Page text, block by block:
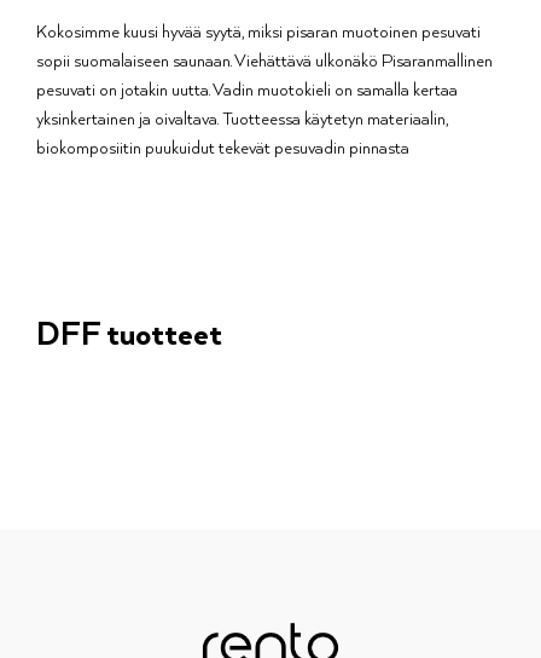
Kokosimme kuusi hyvää syytä, miksi pisaran muotoinen pesuvati
sopii suomalaiseen saunaan. Viehättävä ulkonäkö Pisaranmallinen
pesuvati on jotakin uutta. Vadin muotokieli on samalla kertaa
yksinkertainen ja oivaltava. Tuotteessa käytetyn materiaalin,
biokomposiitin puukuidut tekevät pesuvadin pinnasta
DFF tuotteet